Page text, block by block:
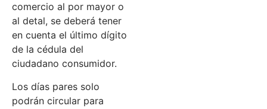
comercio al por mayor o
al detal, se deberá tener
en cuenta el último dígito
de la cédula del
ciudadano consumidor.
Los días pares solo
podrán circular para